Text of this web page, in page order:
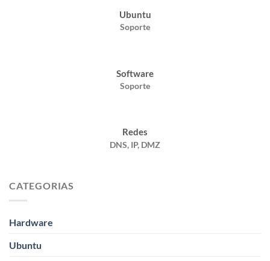
Ubuntu
Soporte
Software
Soporte
Redes
DNS, IP, DMZ
CATEGORIAS
Hardware
Ubuntu